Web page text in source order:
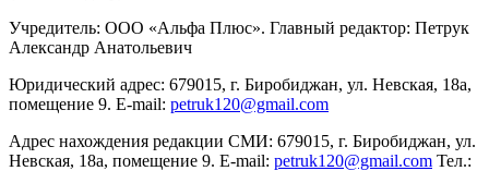
Учредитель: ООО «Альфа Плюс». Главный редактор: Петрук
Александр Анатольевич
Юридический адрес: 679015, г. Биробиджан, ул. Невская, 18а,
помещение 9. E-mail: petruk120@gmail.com
Адрес нахождения редакции СМИ: 679015, г. Биробиджан, ул.
Невская, 18а, помещение 9. E-mail: petruk120@gmail.com Тел.: